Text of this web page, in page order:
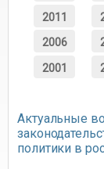
2011
2006
2001
Актуальные
политики в